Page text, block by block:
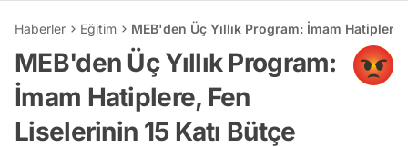
Haberler Eğitim MEB'den Üç Yıllık Program: İmam
MEB'den Üç Yıllık Program:
İmam Hatiplere, Fen
Liselerinin 15 Katı Bütçe